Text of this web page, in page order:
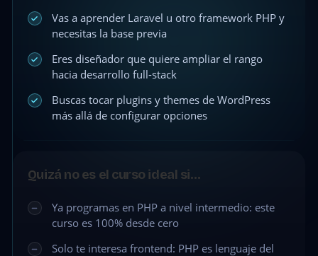
Vas a aprender Laravel u otro framework PHP y
necesitas la base previa
Eres diseñador que quiere ampliar el rango
hacia desarrollo full-stack
Buscas tocar plugins y themes de WordPress
más allá de configurar opciones
Quizá no es el curso ideal si…
Ya programas en PHP a nivel intermedio: este
curso es 100% desde cero
Solo te interesa frontend: PHP es lenguaje del